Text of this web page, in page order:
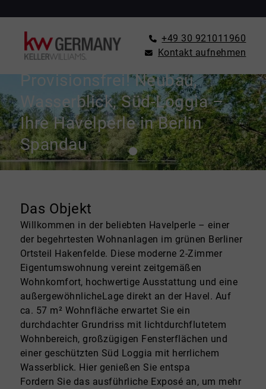
+49 30 921011960
Kontakt aufnehmen
WOHNUNG ZU KAUFEN IN BERLIN
Provisionsfrei! Neubau,
Wasserblick, Süd-Loggia –
Ihre Havelperle in Berlin
Spandau
Das Objekt
Willkommen in der beliebten Havelperle – einer
der begehrtesten Wohnanlagen im grünen Berliner
Ortsteil Hakenfelde. Diese moderne 2-Zimmer
Eigentumswohnung vereint zeitgemäßen
Wohnkomfort, hochwertige Ausstattung und eine
außergewöhnlicheLage direkt an der Havel. Auf
ca. 57 m² Wohnfläche erwartet Sie ein
durchdachter Grundriss mit lichtdurchflutetem
Wohnbereich, großzügigen Fensterflächen und
einer geschützten Süd Loggia mit herrlichem
Wasserblick. Hier genießen Sie entspa
Fordern Sie das ausführliche Exposé an, um mehr